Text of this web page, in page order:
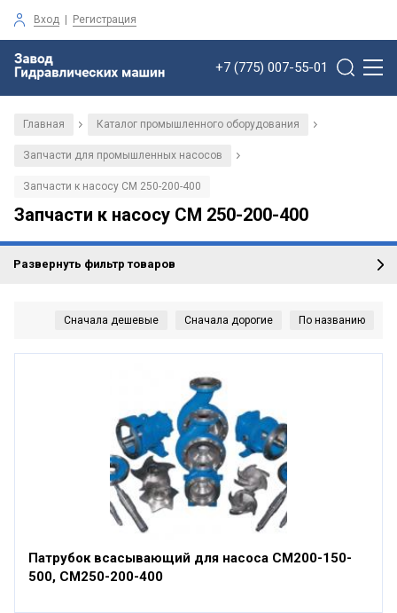
Вход | Регистрация
+7 (775) 007-55-01
Главная / Каталог промышленного оборудования /
Запчасти для промышленных насосов /
Запчасти к насосу СМ 250-200-400
Запчасти к насосу СМ 250-200-400
Развернуть фильтр товаров
Патрубок всасывающий для насоса СМ200-150-
500, СМ250-200-400